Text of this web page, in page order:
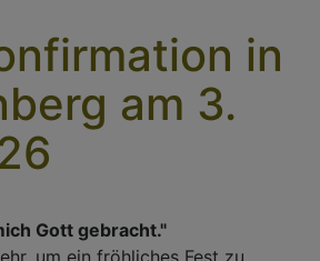
in
am 3.
Gott gebracht."
um ein fröhliches Fest zu